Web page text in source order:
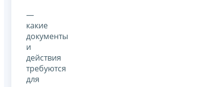
—
какие
документы
и
действия
требуются
для